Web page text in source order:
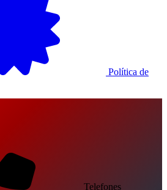
Política de
Telefones